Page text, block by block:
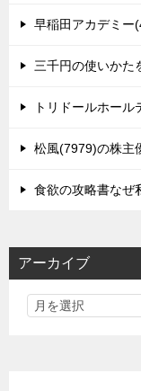
早稲田アカデミー
三千円の使いかた
トリドールホー
松風(7979)の株主
食欲の攻略書なぜ
アーカイブ